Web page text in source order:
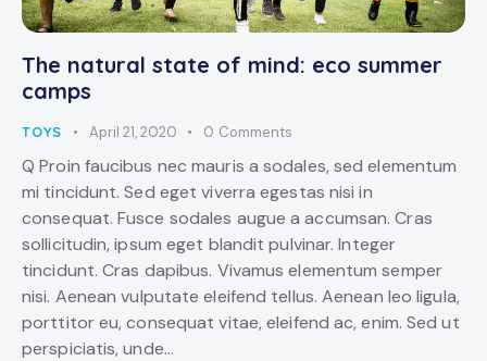
The natural state of mind: eco summer
camps
TOYS April 21, 2020 0 Comments
Q Proin faucibus nec mauris a sodales, sed elementum
mi tincidunt. Sed eget viverra egestas nisi in
consequat. Fusce sodales augue a accumsan. Cras
sollicitudin, ipsum eget blandit pulvinar. Integer
tincidunt. Cras dapibus. Vivamus elementum semper
nisi. Aenean vulputate eleifend tellus. Aenean leo ligula,
porttitor eu, consequat vitae, eleifend ac, enim. Sed ut
perspiciatis, unde…